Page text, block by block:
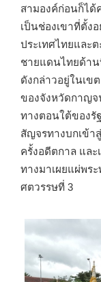
สามองค์ก่อนก็ได้
เป็นช่องเขาที่ตั้ง
ประเทศไทยและ
ชายแดนไทยด้าน
ดังกล่าวอยู่ในเข
ของจังหวัดกาญจ
ทางตอนใต้ของรั
สัญจรทางบกเข้า
ครั้งอดีตกาล และ
ทางมาเผยแผ่พร
ศตวรรษที่ 3